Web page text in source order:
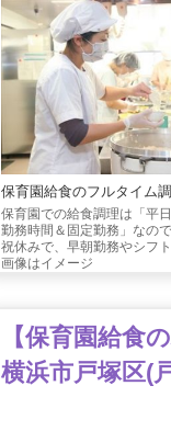
保育園給食のフルタイム
保育園での給食調理は「平
勤務時間＆固定勤務」なの
祝休みで、早朝勤務やシ
画像はイメージ
【保育園給食
横浜市戸塚区(